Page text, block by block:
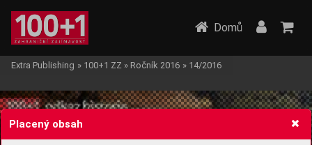
Domů
Extra Publishing » 100+1 ZZ » Ročník 2016 » 14/2016
Placený obsah